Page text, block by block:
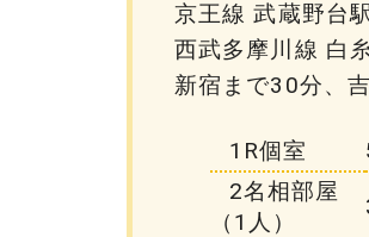
京王線 武蔵野台
西武多摩川線 白
新宿まで30分、
1R個室
2名相部屋
（1人）